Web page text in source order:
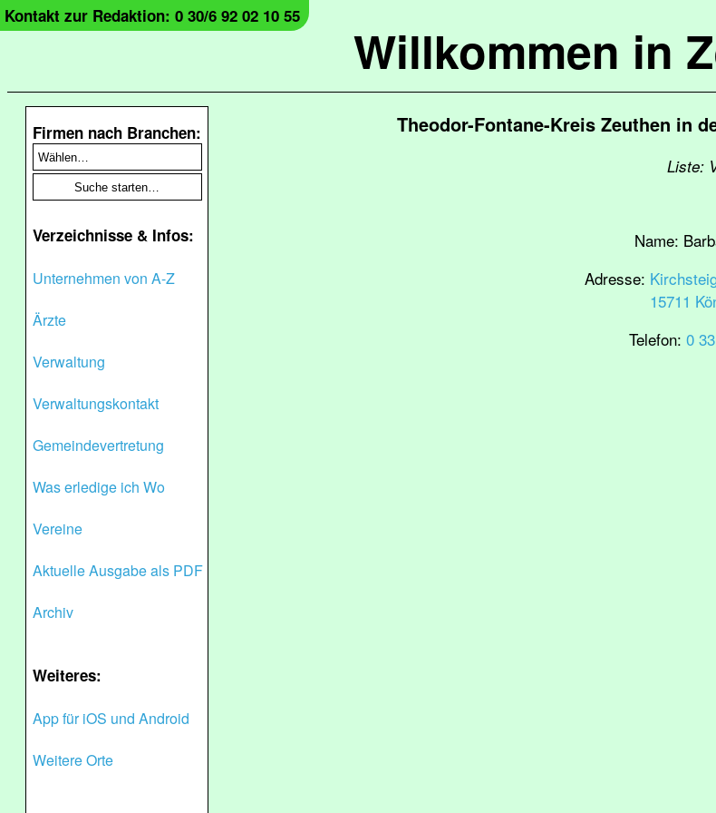
Willkommen in
Kontakt zur Redaktion: 0 30/6 92 02 10 55
Firmen nach Branchen:
Verzeichnisse & Infos:
Unternehmen von A-Z
Ärzte
Verwaltung
Verwaltungskontakt
Gemeindevertretung
Was erledige ich Wo
Vereine
Aktuelle Ausgabe als PDF
Archiv
Weiteres:
App für iOS und Android
Weitere Orte
Theodor-Fontane-Kreis Zeuthen in
Liste:
Name:
Adresse:
15711
Telefon: 0